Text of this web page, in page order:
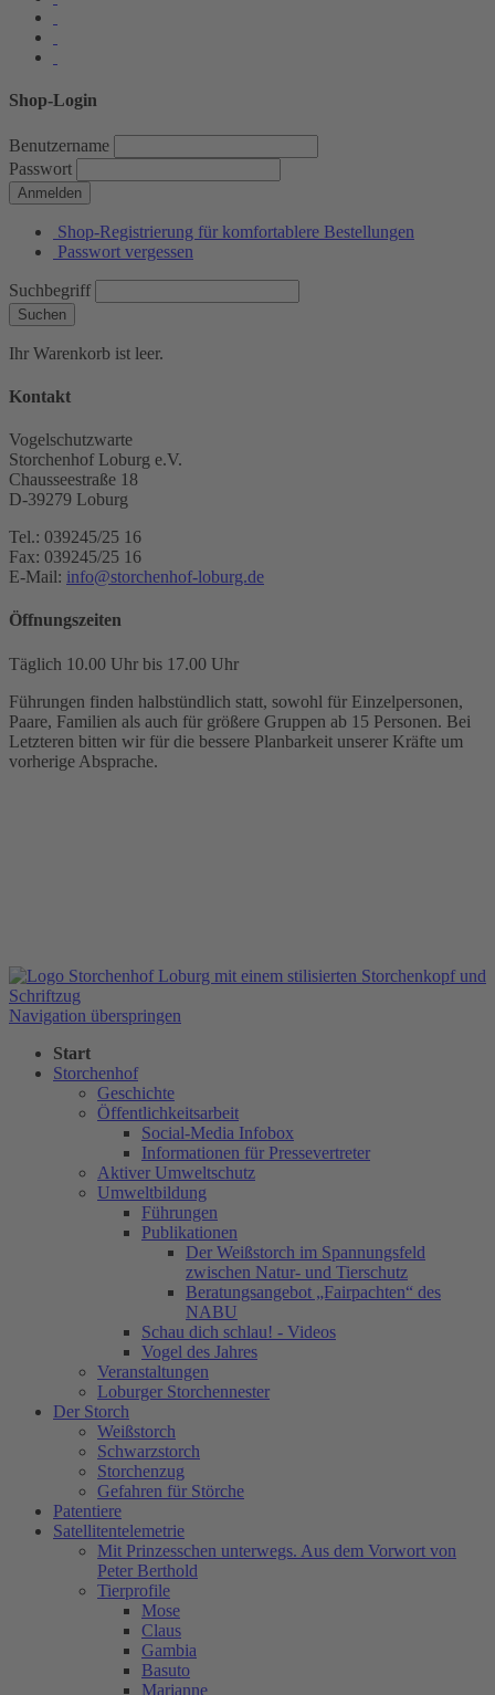
Shop-Login
Benutzername
Passwort
Anmelden
Shop-Registrierung für komfortablere Bestellungen
Passwort vergessen
Suchbegriff
Suchen
Ihr Warenkorb ist leer.
Kontakt
Vogelschutzwarte
Storchenhof Loburg e.V.
Chausseestraße 18
D-39279 Loburg
Tel.: 039245/25 16
Fax: 039245/25 16
E-Mail: info@storchenhof-loburg.de
Öffnungszeiten
Täglich 10.00 Uhr bis 17.00 Uhr
Führungen finden halbstündlich statt, sowohl für Einzelpersonen,
Paare, Familien als auch für größere Gruppen ab 15 Personen. Bei
Letzteren bitten wir für die bessere Planbarkeit unserer Kräfte um
vorherige Absprache.
Navigation überspringen
Start
Storchenhof
Geschichte
Öffentlichkeitsarbeit
Social-Media Infobox
Informationen für Pressevertreter
Aktiver Umweltschutz
Umweltbildung
Führungen
Publikationen
Der Weißstorch im Spannungsfeld
zwischen Natur- und Tierschutz
Beratungsangebot „Fairpachten“ des
NABU
Schau dich schlau! - Videos
Vogel des Jahres
Veranstaltungen
Loburger Storchennester
Der Storch
Weißstorch
Schwarzstorch
Storchenzug
Gefahren für Störche
Patentiere
Satellitentelemetrie
Mit Prinzesschen unterwegs. Aus dem Vorwort von
Peter Berthold
Tierprofile
Mose
Claus
Gambia
Basuto
Marianne